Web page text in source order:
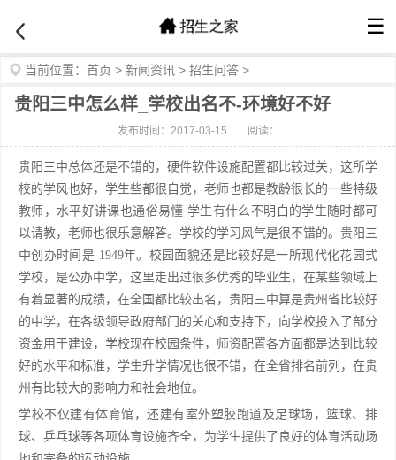
☰
当前位置： 首页 > 新闻资讯 > 招生问答 >
贵阳三中怎么样_学校出名不-环境好不好
发布时间：2017-03-15 阅读：
贵阳三中总体还是不错的，硬件软件设施配置都比较过关，这所学
校的学风也好，学生些都很自觉，老师也都是教龄很长的一些特级
教师，水平好讲课也通俗易懂 学生有什么不明白的学生随时都可
以请教，老师也很乐意解答。学校的学习风气是很不错的。贵阳三
中创办时间是 1949年。校园面貌还是比较好是一所现代化花园式
学校，是公办中学，这里走出过很多优秀的毕业生，在某些领域上
有着显著的成绩，在全国都比较出名，贵阳三中算是贵州省比较好
的中学，在各级领导政府部门的关心和支持下，向学校投入了部分
资金用于建设，学校现在校园条件，师资配置各方面都是达到比较
好的水平和标准，学生升学情况也很不错，在全省排名前列，在贵
州有比较大的影响力和社会地位。
学校不仅建有体育馆，还建有室外塑胶跑道及足球场，篮球、排
球、乒乓球等各项体育设施齐全，为学生提供了良好的体育活动场